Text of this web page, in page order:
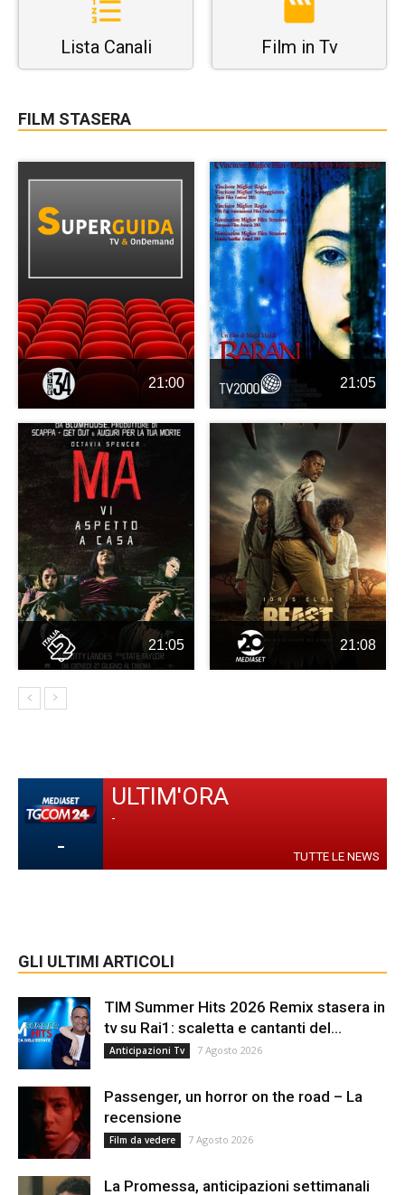
Lista Canali Film in Tv
FILM STASERA
21:00 21:05
21:05 21:08
-
ULTIM'ORA
-
TUTTE LE NEWS
GLI ULTIMI ARTICOLI
TIM Summer Hits 2026 Remix stasera in
tv su Rai1: scaletta e cantanti del...
Anticipazioni Tv 7 Agosto 2026
Passenger, un horror on the road – La
recensione
Film da vedere 7 Agosto 2026
La Promessa, anticipazioni settimanali